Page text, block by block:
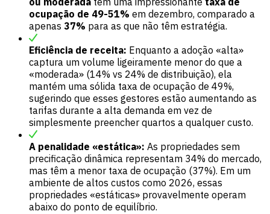
ocupação de 49-51% em dezembro, comparado a
apenas 37% para as que não têm estratégia.
Eficiência de receita: Enquanto a adoção «alta»
captura um volume ligeiramente menor do que a
«moderada» (14% vs 24% de distribuição), ela
mantém uma sólida taxa de ocupação de 49%,
sugerindo que esses gestores estão aumentando as
tarifas durante a alta demanda em vez de
simplesmente preencher quartos a qualquer custo.
A penalidade «estática»: As propriedades sem
precificação dinâmica representam 34% do mercado,
mas têm a menor taxa de ocupação (37%). Em um
ambiente de altos custos como 2026, essas
propriedades «estáticas» provavelmente operam
abaixo do ponto de equilíbrio.